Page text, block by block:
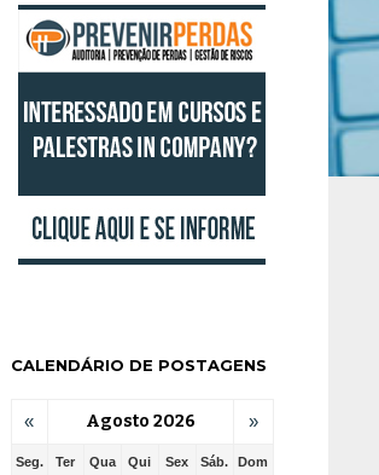
CALENDÁRIO DE POSTAGENS
« Agosto 2026 »
Seg. Ter Qua Qui Sex Sáb. Dom